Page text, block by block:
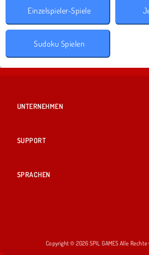
Einzelspieler-Spiele
Sudoku Spielen
UNTERNEHMEN
SUPPORT
SPRACHEN
Copyright © 2026 SPIL GAMES Alle